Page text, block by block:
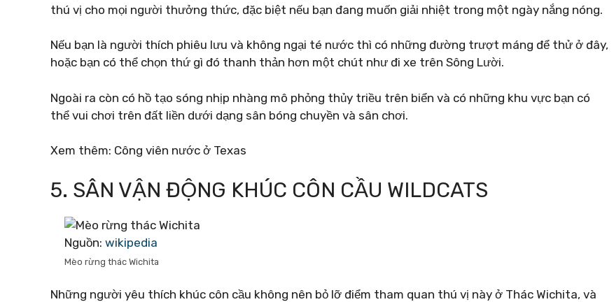
thú vị cho mọi người thưởng thức, đặc biệt nếu bạn đang muốn giải nhiệt trong một ngày nắng nóng.
Nếu bạn là người thích phiêu lưu và không ngại té nước thì có những đường trượt máng để thử ở đây,
hoặc bạn có thể chọn thứ gì đó thanh thản hơn một chút như đi xe trên Sông Lười.
Ngoài ra còn có hồ tạo sóng nhịp nhàng mô phỏng thủy triều trên biển và có những khu vực bạn có
thể vui chơi trên đất liền dưới dạng sân bóng chuyền và sân chơi.
Xem thêm: Công viên nước ở Texas
5. SÂN VẬN ĐỘNG KHÚC CÔN CẦU WILDCATS
Nguồn: wikipedia
Mèo rừng thác Wichita
Những người yêu thích khúc côn cầu không nên bỏ lỡ điểm tham quan thú vị này ở Thác Wichita, và